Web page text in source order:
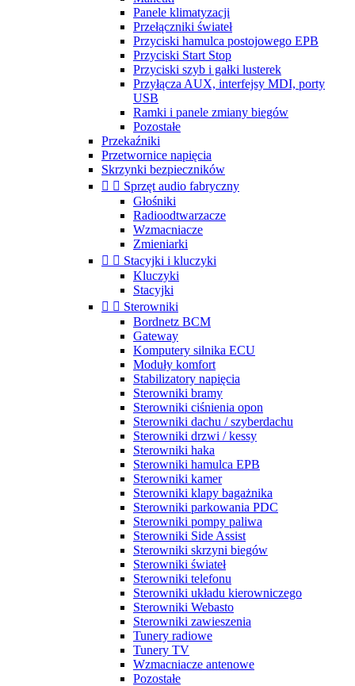
Panele klimatyzacji
Przełączniki świateł
Przyciski hamulca postojowego EPB
Przyciski Start Stop
Przyciski szyb i gałki lusterek
Przyłącza AUX, interfejsy MDI, porty
USB
Ramki i panele zmiany biegów
Pozostałe
Przekaźniki
Przetwornice napięcia
Skrzynki bezpieczników
  Sprzęt audio fabryczny
Głośniki
Radioodtwarzacze
Wzmacniacze
Zmieniarki
  Stacyjki i kluczyki
Kluczyki
Stacyjki
  Sterowniki
Bordnetz BCM
Gateway
Komputery silnika ECU
Moduły komfort
Stabilizatory napięcia
Sterowniki bramy
Sterowniki ciśnienia opon
Sterowniki dachu / szyberdachu
Sterowniki drzwi / kessy
Sterowniki haka
Sterowniki hamulca EPB
Sterowniki kamer
Sterowniki klapy bagażnika
Sterowniki parkowania PDC
Sterowniki pompy paliwa
Sterowniki Side Assist
Sterowniki skrzyni biegów
Sterowniki świateł
Sterowniki telefonu
Sterowniki układu kierowniczego
Sterowniki Webasto
Sterowniki zawieszenia
Tunery radiowe
Tunery TV
Wzmacniacze antenowe
Pozostałe